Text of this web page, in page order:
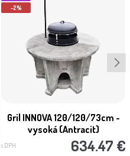
-2%
Gril INNOVA 120/120/73cm -
vysoká (Antracit)
s DPH 634.47 €